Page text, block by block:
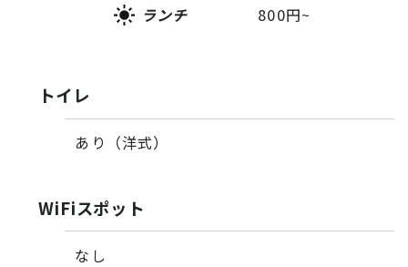
ランチ 800円~
トイレ
あり（洋式）
WiFiスポット
なし